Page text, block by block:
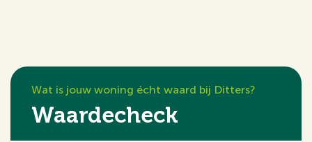
Het complex met 78 appartementen is omgeven door
een eigen parktuin waarbij het bestaande groen in stan
d gehouden wordt. Door respect voor de bestaande flo
ra en fauna ontstaat hier voor iedereen een fijne leefo
Wat is jouw woning écht waard bij Ditters?
Waardecheck